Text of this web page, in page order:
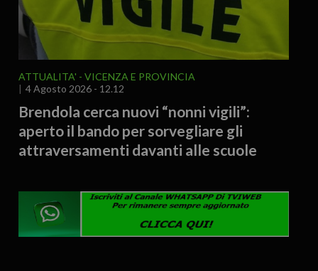
ATTUALITA'
VICENZA E PROVINCIA
4 Agosto 2026 - 12.12
Brendola cerca nuovi “nonni vigili”:
aperto il bando per sorvegliare gli
attraversamenti davanti alle scuole